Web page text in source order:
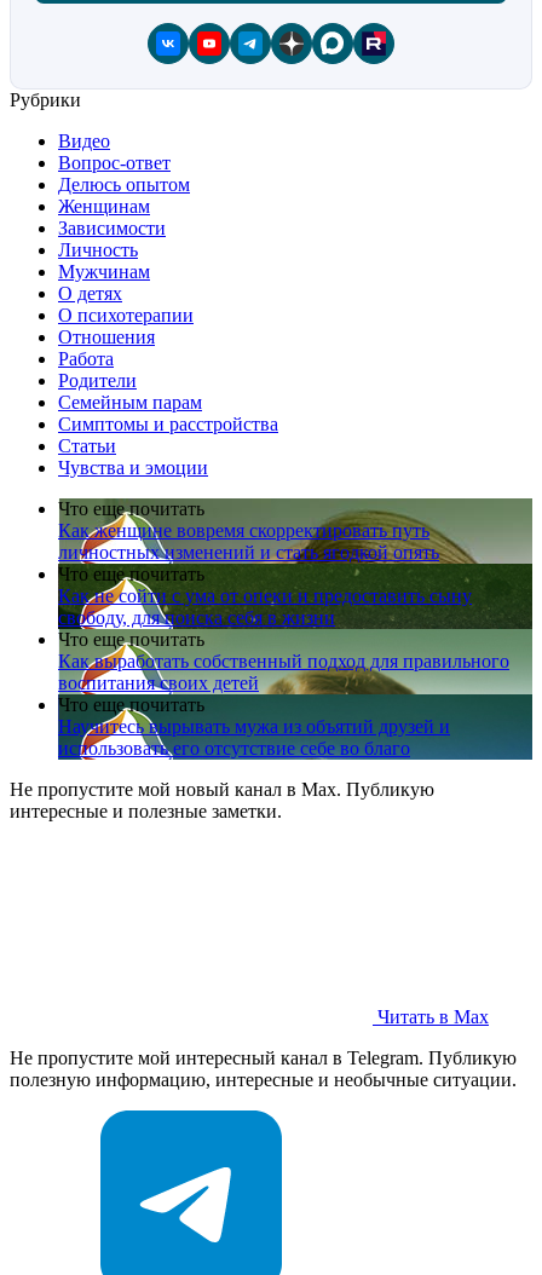
Рубрики
Видео
Вопрос-ответ
Делюсь опытом
Женщинам
Зависимости
Личность
Мужчинам
О детях
О психотерапии
Отношения
Работа
Родители
Семейным парам
Симптомы и расстройства
Статьи
Чувства и эмоции
Что еще почитать
Как женщине вовремя скорректировать путь
личностных изменений и стать ягодкой опять
Что еще почитать
Как не сойти с ума от опеки и предоставить сыну
свободу, для поиска себя в жизни
Что еще почитать
Как выработать собственный подход для правильного
воспитания своих детей
Что еще почитать
Научитесь вырывать мужа из объятий друзей и
использовать его отсутствие себе во благо
Не пропустите мой новый канал в Max. Публикую
интересные и полезные заметки.
Читать в Max
Не пропустите мой интересный канал в Telegram. Публикую
полезную информацию, интересные и необычные ситуации.